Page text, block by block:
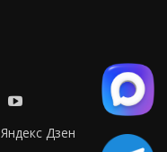
Яндекс Дзен